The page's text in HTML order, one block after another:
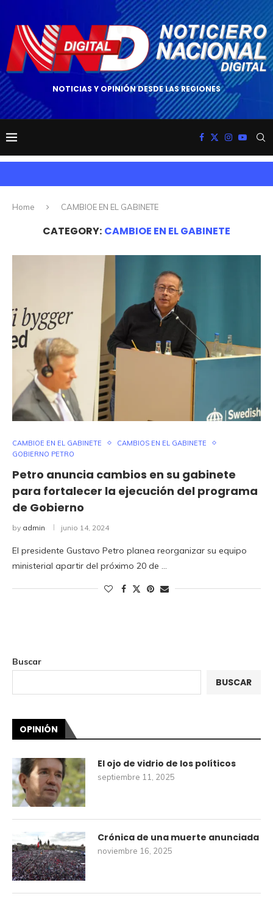
NOTICIAS Y OPINIÓN DESDE LAS REGIONES
Home CAMBIOE EN EL GABINETE
CATEGORY: CAMBIOE EN EL GABINETE
CAMBIOE EN EL GABINETE
CAMBIOS EN EL GABINETE
GOBIERNO PETRO
Petro anuncia cambios en su gabinete
para fortalecer la ejecución del programa
de Gobierno
by admin junio 14, 2024
El presidente Gustavo Petro planea reorganizar su equipo
ministerial apartir del próximo 20 de …
Buscar
BUSCAR
OPINIÓN
El ojo de vidrio de los políticos
septiembre 11, 2025
Crónica de una muerte anunciada
noviembre 16, 2025